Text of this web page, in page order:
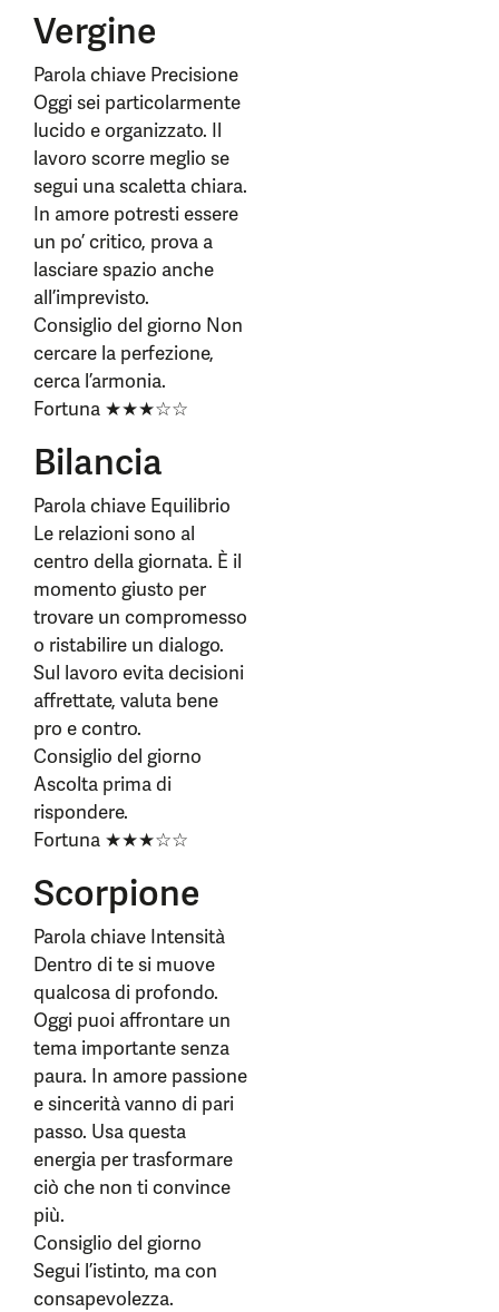
Vergine
Parola chiave Precisione
Oggi sei particolarmente
lucido e organizzato. Il
lavoro scorre meglio se
segui una scaletta chiara.
In amore potresti essere
un po’ critico, prova a
lasciare spazio anche
all’imprevisto.
Consiglio del giorno Non
cercare la perfezione,
cerca l’armonia.
Fortuna ★★★☆☆
Bilancia
Parola chiave Equilibrio
Le relazioni sono al
centro della giornata. È il
momento giusto per
trovare un compromesso
o ristabilire un dialogo.
Sul lavoro evita decisioni
affrettate, valuta bene
pro e contro.
Consiglio del giorno
Ascolta prima di
rispondere.
Fortuna ★★★☆☆
Scorpione
Parola chiave Intensità
Dentro di te si muove
qualcosa di profondo.
Oggi puoi affrontare un
tema importante senza
paura. In amore passione
e sincerità vanno di pari
passo. Usa questa
energia per trasformare
ciò che non ti convince
più.
Consiglio del giorno
Segui l’istinto, ma con
consapevolezza.